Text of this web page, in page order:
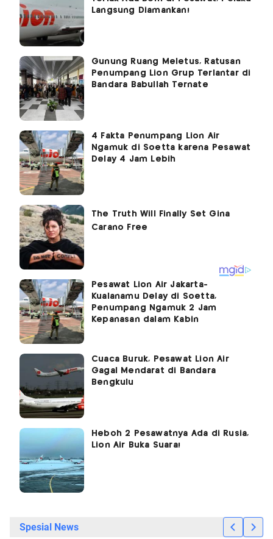
Langsung Diamankan!
Gunung Ruang Meletus, Ratusan
Penumpang Lion Grup Terlantar di
Bandara Babullah Ternate
4 Fakta Penumpang Lion Air
Ngamuk di Soetta karena Pesawat
Delay 4 Jam Lebih
Pesawat Lion Air Jakarta-
Kualanamu Delay di Soetta,
Penumpang Ngamuk 2 Jam
Kepanasan dalam Kabin
Cuaca Buruk, Pesawat Lion Air
Gagal Mendarat di Bandara
Bengkulu
Heboh 2 Pesawatnya Ada di Rusia,
Lion Air Buka Suara!